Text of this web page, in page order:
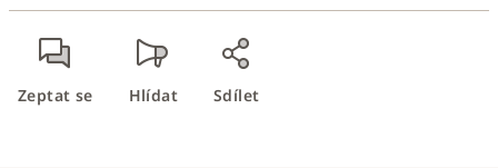
Zeptat se Hlídat Sdílet